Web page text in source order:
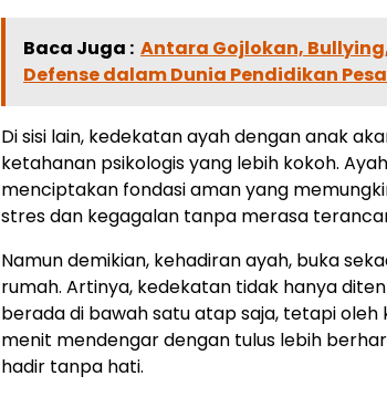
Baca Juga : Antara Gojlokan,
Defense dalam Dunia Pendidikan
Di sisi lain, kedekatan ayah dengan anak
ketahanan psikologis yang lebih kokoh.
menciptakan fondasi aman yang
stres dan kegagalan tanpa merasa
Namun demikian, kehadiran ayah, buka
rumah. Artinya, kedekatan tidak hanya
berada di bawah satu atap saja, tetapi oleh
menit mendengar dengan tulus lebih
hadir tanpa hati.